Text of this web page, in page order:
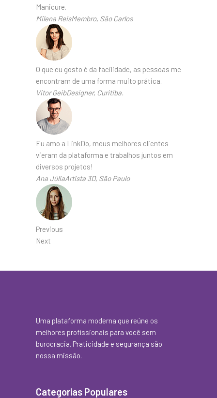
Manicure.
Milena ReisMembro, São Carlos
O que eu gosto é da facilidade, as pessoas me
encontram de uma forma muito prática.
Vitor GeibDesigner, Curitiba.
Eu amo a LinkDo, meus melhores clientes
vieram da plataforma e trabalhos juntos em
diversos projetos!
Ana JúliaArtista 3D, São Paulo
Previous
Next
Uma plataforma moderna que reúne os
melhores profissionais para você sem
burocracia. Praticidade e segurança são
nossa missão.
Categorias Populares